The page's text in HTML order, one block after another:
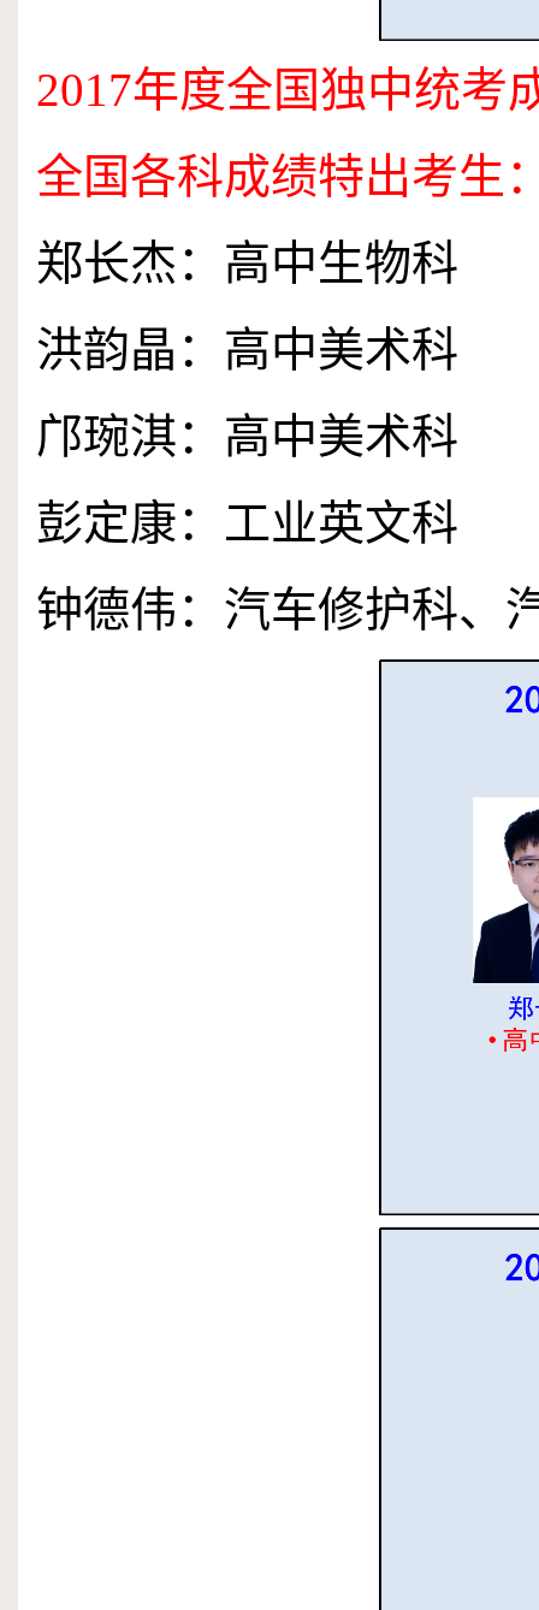
2017年度全国独中统考
全国各科成绩特出考生
郑长杰：高中生物科
洪韵晶：高中美术科
邝琬淇：高中美术科
彭定康：工业英文科
钟德伟：汽车修护科、